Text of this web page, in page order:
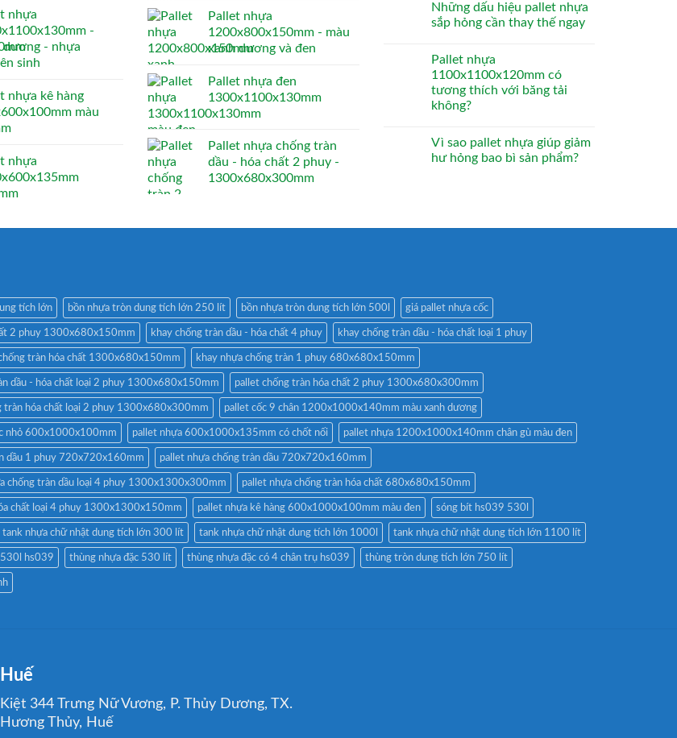
nhựa
-
dương - nhựa
sinh
nhựa kê hàng
màu
nhựa
Pallet nhựa
1200x800x150mm - màu
xanh dương và đen
Pallet nhựa đen
1300x1100x130mm
Pallet nhựa chống tràn
dầu - hóa chất 2 phuy -
1300x680x300mm
Những dấu hiệu pallet nhựa
sắp hỏng cần thay thế ngay
Pallet nhựa
1100x1100x120mm có
tương thích với băng tải
không?
Vì sao pallet nhựa giúp giảm
hư hỏng bao bì sản phẩm?
tích lớn bồn nhựa tròn dung tích lớn 250 lít bồn nhựa tròn dung tích lớn 500l giá pallet nhựa cốc
2 phuy 1300x680x150mm khay chống tràn dầu - hóa chất 4 phuy khay chống tràn dầu - hóa chất loại 1 phuy
tràn hóa chất 1300x680x150mm khay nhựa chống tràn 1 phuy 680x680x150mm
dầu - hóa chất loại 2 phuy 1300x680x150mm pallet chống tràn hóa chất 2 phuy 1300x680x300mm
tràn hóa chất loại 2 phuy 1300x680x300mm pallet cốc 9 chân 1200x1000x140mm màu xanh dương
nhỏ 600x1000x100mm pallet nhựa 600x1000x135mm có chốt nối pallet nhựa 1200x1000x140mm chân gù màu đen
dầu 1 phuy 720x720x160mm pallet nhựa chống tràn dầu 720x720x160mm
chống tràn dầu loại 4 phuy 1300x1300x300mm pallet nhựa chống tràn hóa chất 680x680x150mm
chất loại 4 phuy 1300x1300x150mm pallet nhựa kê hàng 600x1000x100mm màu đen sóng bít hs039 530l
tank nhựa chữ nhật dung tích lớn 300 lít tank nhựa chữ nhật dung tích lớn 1000l tank nhựa chữ nhật dung tích lớn 1100 lít
hs039 thùng nhựa đặc 530 lít thùng nhựa đặc có 4 chân trụ hs039 thùng tròn dung tích lớn 750 lít
Huế
Kiệt 344 Trưng Nữ Vương, P. Thủy Dương, TX.
Hương Thủy, Huế